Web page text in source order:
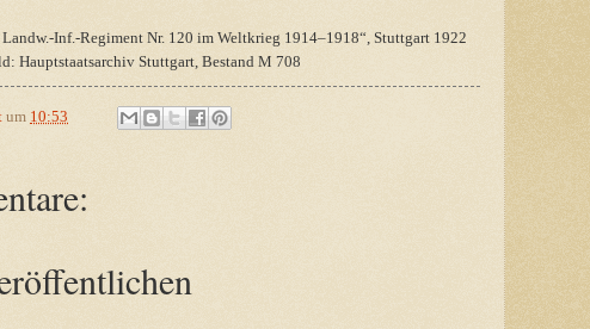
Landw.-Inf.-Regiment Nr. 120 im Weltkrieg 1914–1918“, Stuttgart 1922
Hauptstaatsarchiv Stuttgart, Bestand M 708
um 10:53